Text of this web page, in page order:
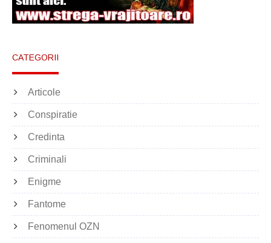
CATEGORII
Articole
Conspiratie
Credinta
Criminali
Enigme
Fantome
Fenomenul OZN